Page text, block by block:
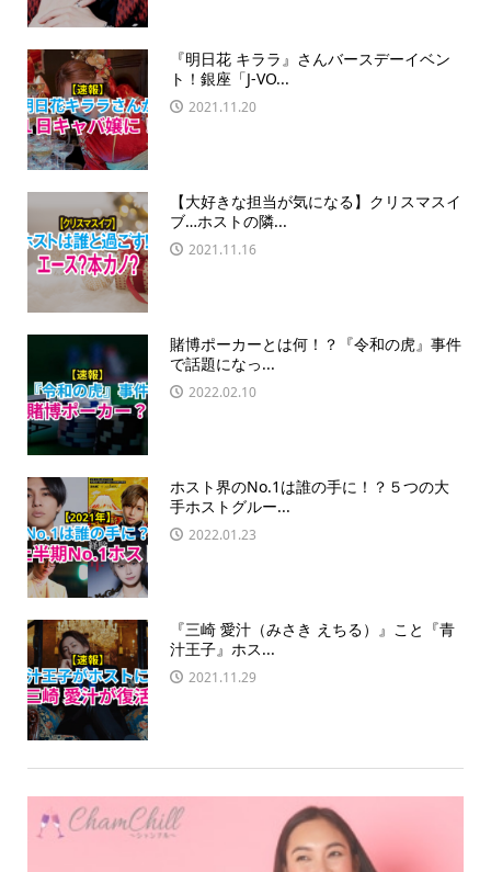
『明日花 キララ』さんバースデーイベン
ト！銀座「J-VO...
2021.11.20
【大好きな担当が気になる】クリスマスイ
ブ…ホストの隣...
2021.11.16
賭博ポーカーとは何！？『令和の虎』事件
で話題になっ...
2022.02.10
ホスト界のNo.1は誰の手に！？５つの大
手ホストグルー...
2022.01.23
『三崎 愛汁（みさき えちる）』こと『青
汁王子』ホス...
2021.11.29